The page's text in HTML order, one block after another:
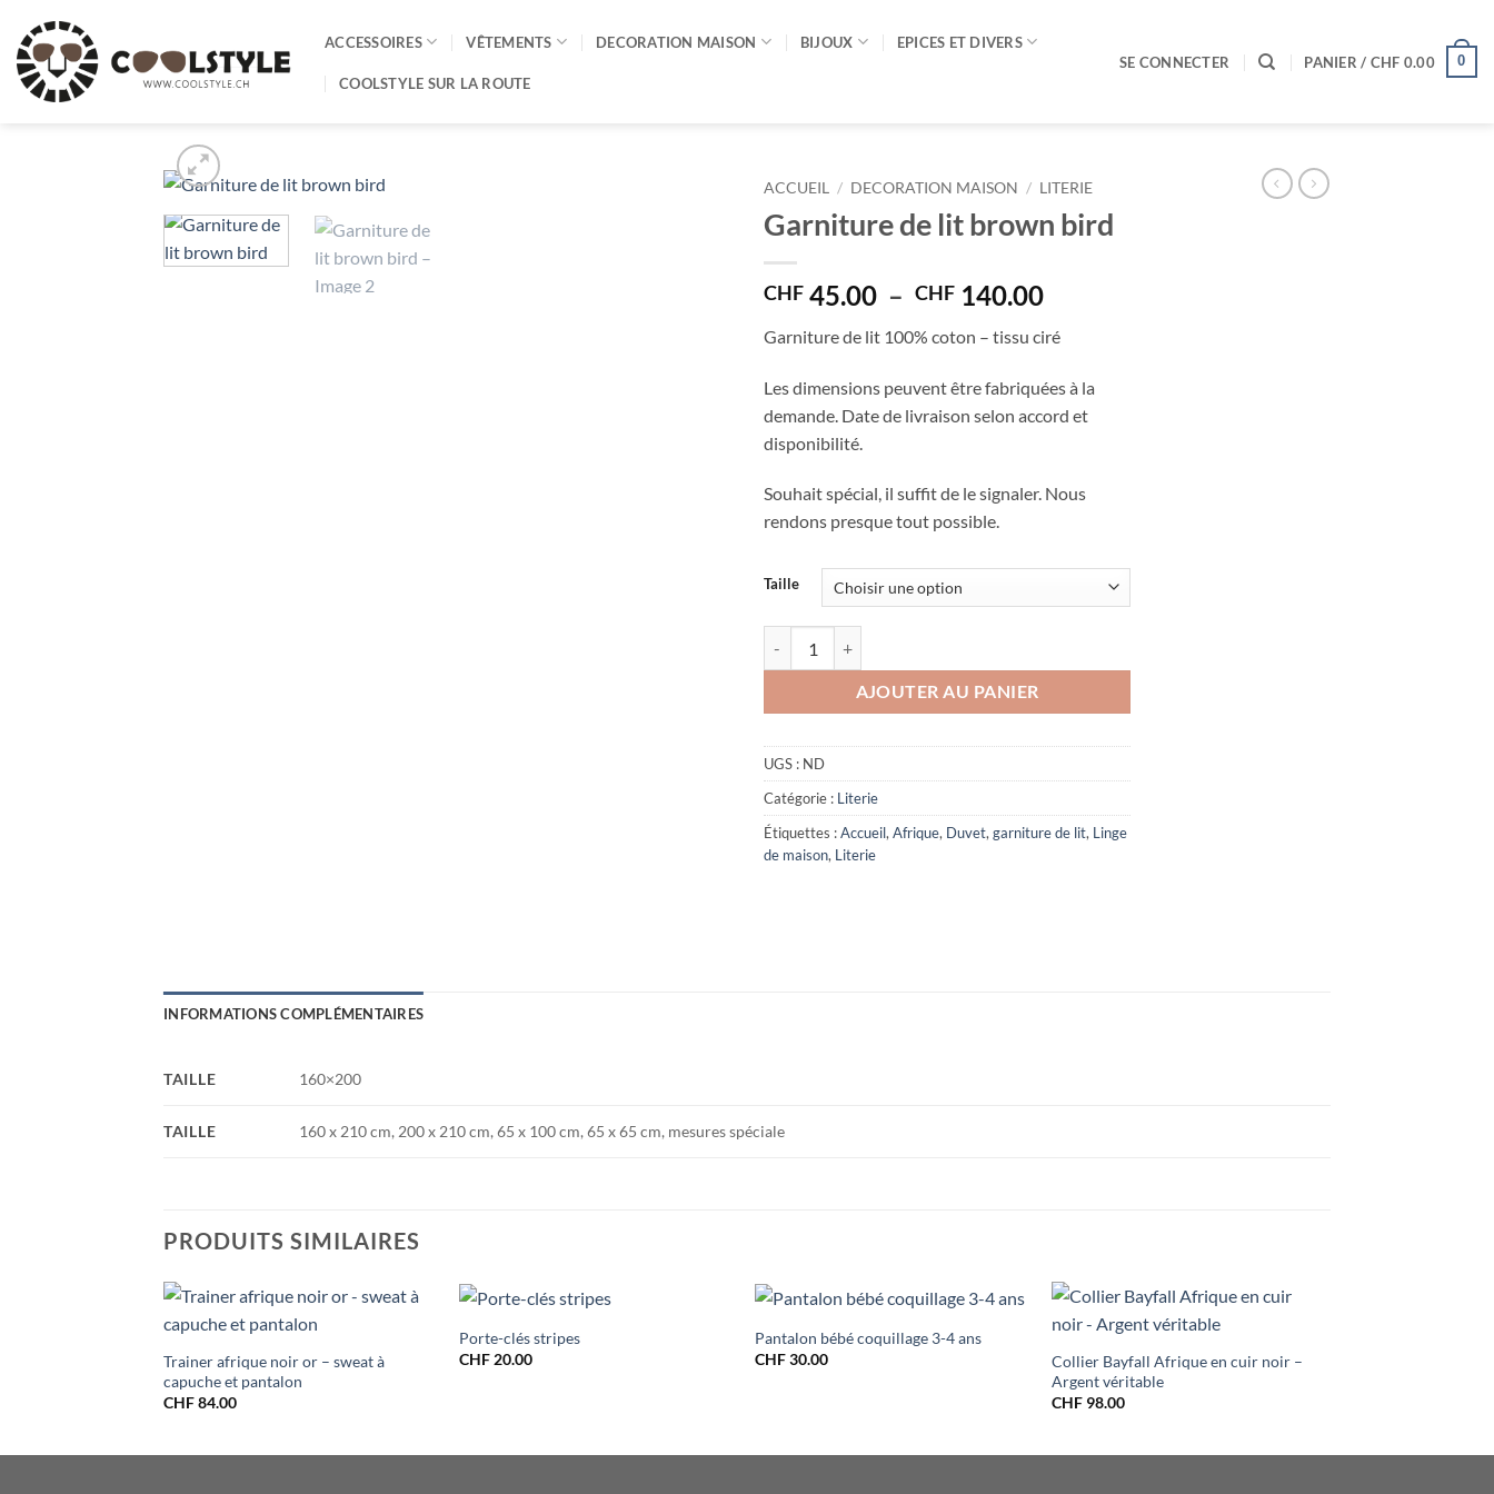
contenu
ACCESSOIRES VÊTEMENTS DECORATION MAISON BIJOUX EPICES ET DIVERS
COOLSTYLE SUR LA ROUTE
SE CONNECTER PANIER / CHF 0.00 0
ACCUEIL / DECORATION MAISON / LITERIE
Garniture de lit brown bird
CHF 45.00 – CHF 140.00Plage
prix :
à
CHF 140.00
Garniture de lit 100% coton – tissu ciré
Les dimensions peuvent être fabriquées à la
demande. Date de livraison selon accord et
disponibilité.
Souhait spécial, il suffit de le signaler. Nous
rendons presque tout possible.
Taille
AJOUTER AU PANIER
UGS : ND
Catégorie : Literie
Étiquettes :Accueil, Afrique, Duvet, garniture de lit, Linge
de maison, Literie
INFORMATIONS COMPLÉMENTAIRES
TAILLE 160×200
TAILLE 160 x 210 cm, 200 x 210 cm, 65 x 100 cm, 65 x 65 cm, mesures spéciale
PRODUITS SIMILAIRES
Trainer afrique noir or – sweat à
capuche et pantalon
CHF84.00
Porte-clés stripes
CHF 20.00
Pantalon bébé coquillage 3-4 ans
CHF30.00
Collier Bayfall Afrique en cuir noir –
Argent véritable
CHF98.00